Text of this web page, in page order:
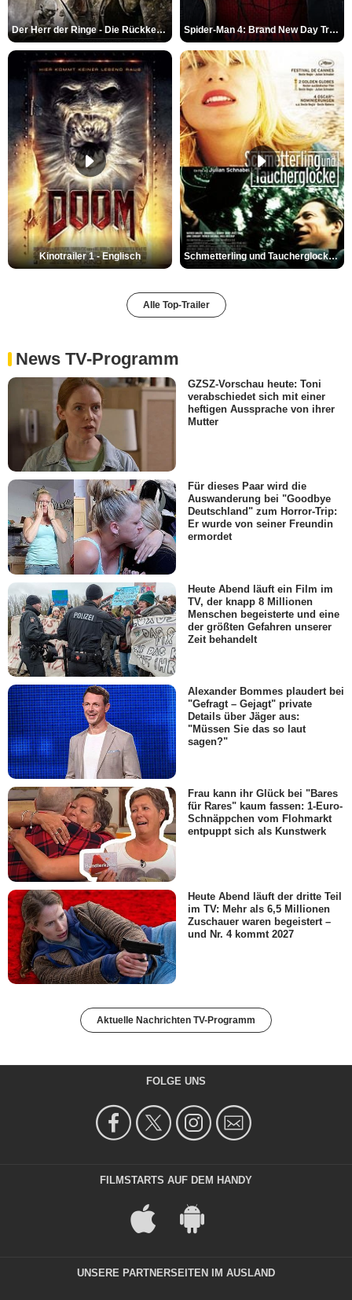
Der Herr der Ringe - Die Rückkehr des Königs Trailer OV Spider-Man 4: Brand New Day Trailer (3) DF
Kinotrailer 1 - Englisch Schmetterling und Taucherglocke Trailer DF
Alle Top-Trailer
News TV-Programm
GZSZ-Vorschau heute: Toni
verabschiedet sich mit einer
heftigen Aussprache von ihrer
Mutter
Für dieses Paar wird die
Auswanderung bei "Goodbye
Deutschland" zum Horror-Trip:
Er wurde von seiner Freundin
ermordet
Heute Abend läuft ein Film im
TV, der knapp 8 Millionen
Menschen begeisterte und eine
der größten Gefahren unserer
Zeit behandelt
Alexander Bommes plaudert bei
"Gefragt – Gejagt" private
Details über Jäger aus:
"Müssen Sie das so laut
sagen?"
Frau kann ihr Glück bei "Bares
für Rares" kaum fassen: 1-Euro-
Schnäppchen vom Flohmarkt
entpuppt sich als Kunstwerk
Heute Abend läuft der dritte Teil
im TV: Mehr als 6,5 Millionen
Zuschauer waren begeistert –
und Nr. 4 kommt 2027
Aktuelle Nachrichten TV-Programm
FOLGE UNS
FILMSTARTS AUF DEM HANDY
UNSERE PARTNERSEITEN IM AUSLAND